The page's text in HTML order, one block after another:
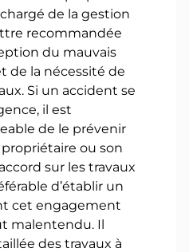
de la gestion
recommandée
du mauvais
de la nécessité de
Si un accident se
il est
de le prévenir
ou son
sur les travaux
d’établir un
cet engagement
malentendu. Il
des travaux à